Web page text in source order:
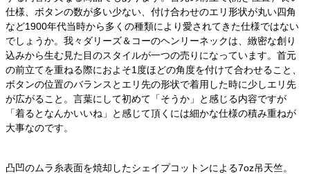
仕様、ボタンの数が多い少ない、付け合わせのエリ形状が丸い四角
など1900年代当時から多くの種類により愛されてきた仕様ではない
でしょうか。我々ダリーズ＆コーのヘンリーネックは、緻密な創り
込みから生む見た目のスタイルが一つの売りになっています。首元
の前立てを重ねる際におよそ1度ほどの角度を付けて合わせること、
ボタンの位置のバランスとエリ先の形状で着用した時に少しエリ先
が広がること。言葉にして初めて「そうか」と感じる内容ですが
「着るとなんかいいね」と感じて頂くには細かな仕様の積み重ねが
大事なのです。
凸凹のムラ糸表面を焼却したシェイプコットンによる7oz吊天竺。